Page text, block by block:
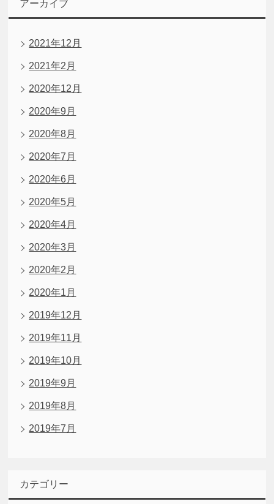
アーカイブ
2021年12月
2021年2月
2020年12月
2020年9月
2020年8月
2020年7月
2020年6月
2020年5月
2020年4月
2020年3月
2020年2月
2020年1月
2019年12月
2019年11月
2019年10月
2019年9月
2019年8月
2019年7月
カテゴリー